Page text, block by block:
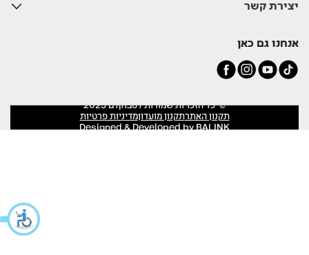
יצירת קשר
אנחנו גם כאן
© כל הזכויות שמורות לסבוקלם 2025
תקנון האתרתקנון מועדוןמדיניות פרטיות
Designed & Developed by BALINK